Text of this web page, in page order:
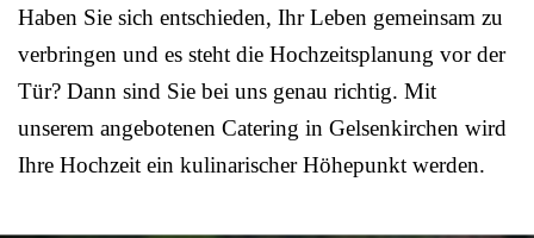
Haben Sie sich entschieden, Ihr Leben gemeinsam zu
verbringen und es steht die Hochzeitsplanung vor der
Tür? Dann sind Sie bei uns genau richtig. Mit
unserem angebotenen Catering in Gelsenkirchen wird
Ihre Hochzeit ein kulinarischer Höhepunkt werden.